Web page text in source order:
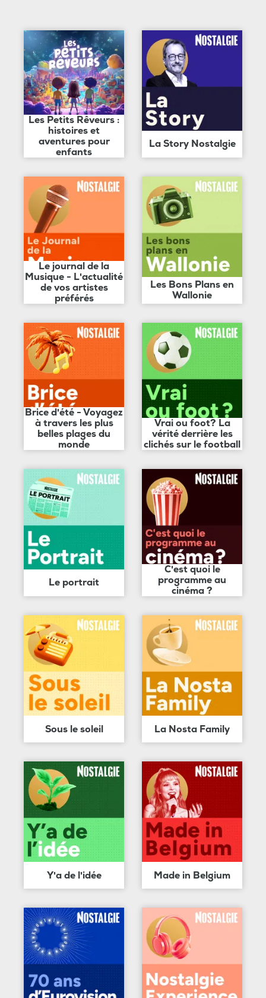
Les Petits Rêveurs :
histoires et
aventures pour
enfants
La Story Nostalgie
Le journal de la
Musique - L'actualité
de vos artistes
préférés
Les Bons Plans en
Wallonie
Brice d'été - Voyagez
à travers les plus
belles plages du
monde
Vrai ou foot? La
vérité derrière les
clichés sur le football
Le portrait
C'est quoi le
programme au
cinéma ?
Sous le soleil La Nosta Family
Y'a de l'idée Made in Belgium